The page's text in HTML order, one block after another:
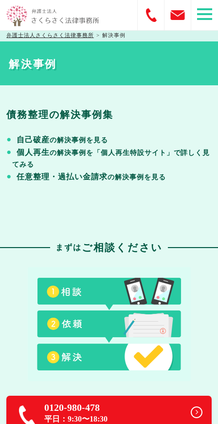
弁護士法人さくらさく法律事務所 > 解決事例
解決事例
債務整理の解決事例集
自己破産の解決事例を見る
個人再生の解決事例を「個人再生特設サイト」で詳しく見
てみる
任意整理・過払い金請求の解決事例を見る
まずは ご相談ください
0120-980-478
平日：9:30〜18:30